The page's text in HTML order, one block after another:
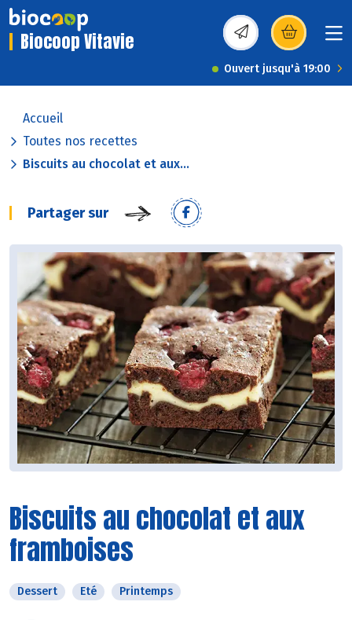
Biocoop Vitavie (s’ouvre dans une
Ouvert jusqu'à 19:00
Accueil
Toutes nos recettes
Biscuits au chocolat et aux...
Partager sur
Biscuits au chocolat et aux
framboises
Dessert Eté Printemps